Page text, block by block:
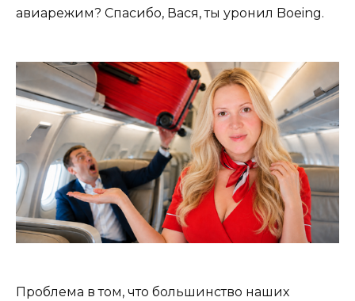
авиарежим? Спасибо, Вася, ты уронил Boeing.
Проблема в том, что большинство наших